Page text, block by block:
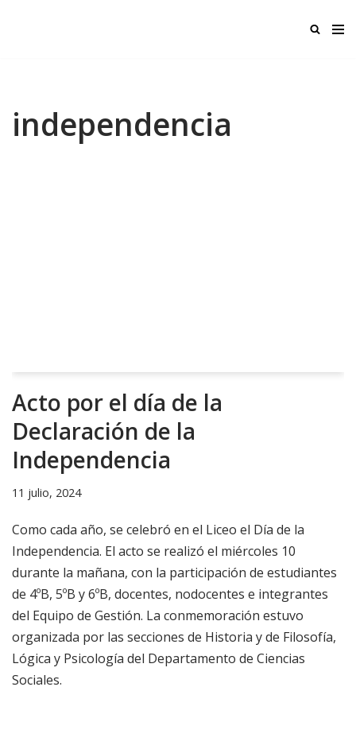
independencia
Acto por el día de la
Declaración de la
Independencia
11 julio, 2024
Como cada año, se celebró en el Liceo el Día de la
Independencia. El acto se realizó el miércoles 10
durante la mañana, con la participación de estudiantes
de 4ºB, 5ºB y 6ºB, docentes, nodocentes e integrantes
del Equipo de Gestión. La conmemoración estuvo
organizada por las secciones de Historia y de Filosofía,
Lógica y Psicología del Departamento de Ciencias
Sociales.